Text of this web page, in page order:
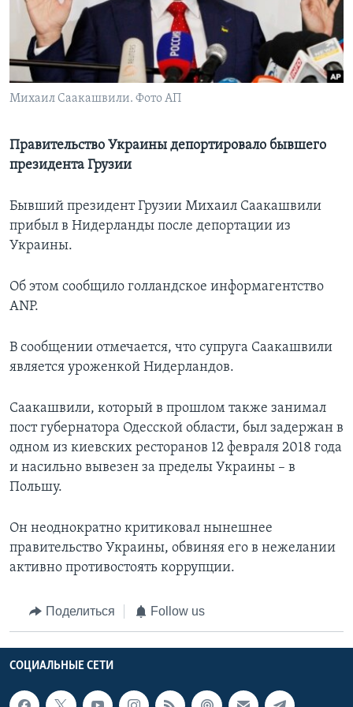
Learning English
СОЦИАЛЬНЫЕ СЕТИ
Языки
Михаил Саакашвили. Фото АП
Правительство Украины депортировало бывшего
президента Грузии
Бывший президент Грузии Михаил Саакашвили
прибыл в Нидерланды после депортации из
Украины.
Об этом сообщило голландское информагентство
ANP.
В сообщении отмечается, что супруга Саакашвили
является уроженкой Нидерландов.
Саакашвили, который в прошлом также занимал
пост губернатора Одесской области, был задержан в
одном из киевских ресторанов 12 февраля 2018 года
и насильно вывезен за пределы Украины – в
Польшу.
Он неоднократно критиковал нынешнее
правительство Украины, обвиняя его в нежелании
активно противостоять коррупции.
Поделиться Follow us
СОЦИАЛЬНЫЕ СЕТИ